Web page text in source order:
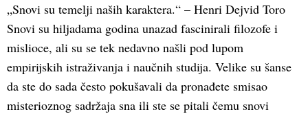
„Snovi su temelji naših karaktera.“ – Henri Dejvid Toro
Snovi su hiljadama godina unazad fascinirali filozofe i
mislioce, ali su se tek nedavno našli pod lupom
empirijskih istraživanja i naučnih studija. Velike su šanse
da ste do sada često pokušavali da pronađete smisao
misterioznog sadržaja sna ili ste se pitali čemu snovi